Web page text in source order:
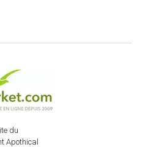
du
Apothical